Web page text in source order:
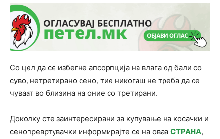
Со цел да се избегне апсорпција на влага од бали со
суво, нетретирано сено, тие никогаш не треба да се
чуваат во близина на оние со третирани.
Доколку сте заинтересирани за купување на косачки и
сенопревртувачки информирајте се на оваа СТРАНА,